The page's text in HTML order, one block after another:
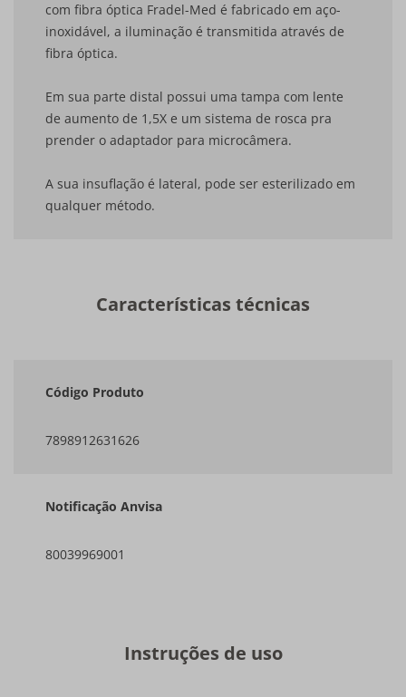
com fibra óptica Fradel-Med é fabricado em aço-
inoxidável, a iluminação é transmitida através de
fibra óptica.
Em sua parte distal possui uma tampa com lente
de aumento de 1,5X e um sistema de rosca pra
prender o adaptador para microcâmera.
A sua insuflação é lateral, pode ser esterilizado em
qualquer método.
Características técnicas
Código Produto
7898912631626
Notificação Anvisa
80039969001
Instruções de uso